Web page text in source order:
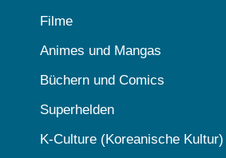
Filme
Animes und Mangas
Büchern und Comics
Superhelden
K-Culture (Koreanische Kultur)